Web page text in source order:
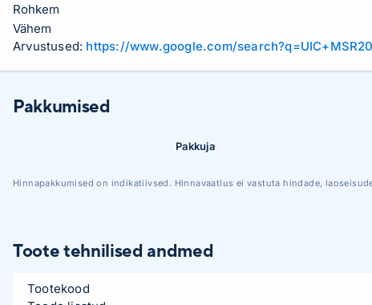
Rohkem
Vähem
Arvustused: https://www.google.com/
Pakkumised
Pakkuja
Hinnapakkumised on indikatiivsed. Hinnavaatlus ei vastuta hindade,
Toote tehnilised andmed
Tootekood